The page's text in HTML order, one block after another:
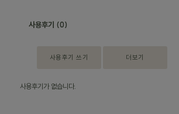
사용후기 (0)
사용후기 쓰기 더보기
사용후기가 없습니다.